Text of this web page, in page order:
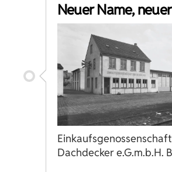
Neuer Name,
Dachdecker e.G.m.b.H.